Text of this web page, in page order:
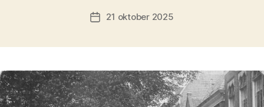
Berichtdatum
21 oktober 2025